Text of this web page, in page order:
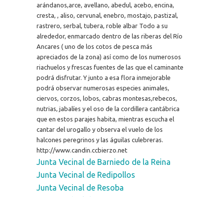
arándanos,arce, avellano, abedul, acebo, encina,
cresta, , aliso, cervunal, enebro, mostajo, pastizal,
rastrero, serbal, tubera, roble albar Todo a su
alrededor, enmarcado dentro de las riberas del Río
Ancares ( uno de los cotos de pesca más
apreciados de la zona) así como de los numerosos
riachuelos y frescas fuentes de las que el caminante
podrá disfrutar. Y junto a esa flora inmejorable
podrá observar numerosas especies animales,
ciervos, corzos, lobos, cabras montesas,rebecos,
nutrias, jabalíes y el oso de la cordillera cantábrica
que en estos parajes habita, mientras escucha el
cantar del urogallo y observa el vuelo de los
halcones peregrinos y las águilas culebreras.
http://www.candin.ccbierzo.net
Junta Vecinal de Barniedo de la Reina
Junta Vecinal de Redipollos
Junta Vecinal de Resoba